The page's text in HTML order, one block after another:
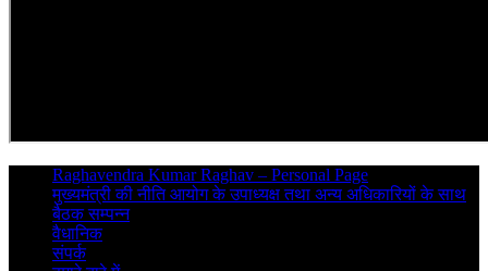
Raghavendra Kumar Raghav – Personal Page
मुख्यमंत्री की नीति आयोग के उपाध्यक्ष तथा अन्य अधिकारियों के साथ
बैठक सम्पन्न
वैधानिक
संपर्क